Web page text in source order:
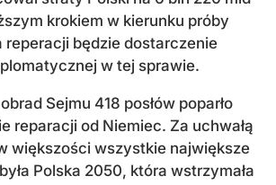
krokiem w kierunku próby
będzie dostarczenie
w tej sprawie.
Sejmu 418 posłów poparło
reparacji od Niemiec. Za uchwałą
większości wszystkie największe
Polska 2050, która wstrzymała